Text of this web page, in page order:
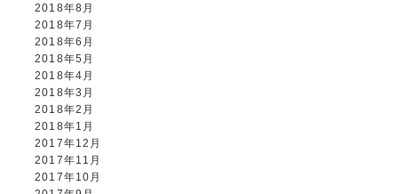
2018年8月
2018年7月
2018年6月
2018年5月
2018年4月
2018年3月
2018年2月
2018年1月
2017年12月
2017年11月
2017年10月